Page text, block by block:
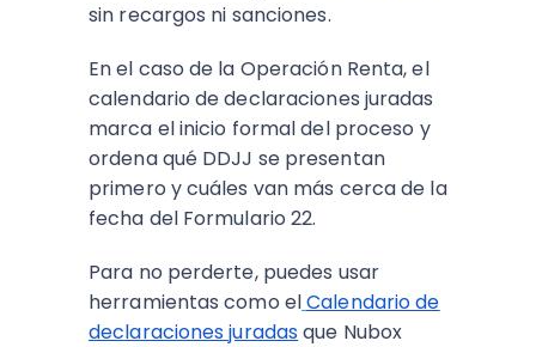
sin recargos ni sanciones.​
En el caso de la Operación Renta, el
calendario de declaraciones juradas
marca el inicio formal del proceso y
ordena qué DDJJ se presentan
primero y cuáles van más cerca de la
fecha del Formulario 22.
Para no perderte, puedes usar
herramientas como elCalendario de
declaraciones juradasque Nubox